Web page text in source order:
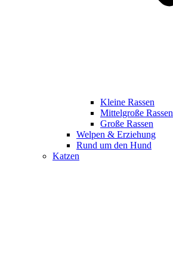
Kleine Rassen
Mittelgroße Rassen
Große Rassen
Welpen & Erziehung
Rund um den Hund
Katzen